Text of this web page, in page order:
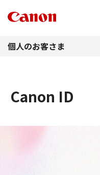
個人のお客さま
Canon ID